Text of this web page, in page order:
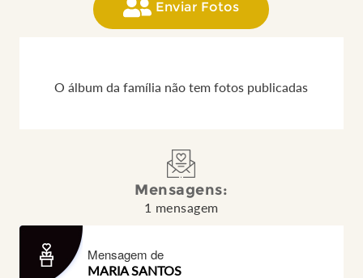
Enviar Fotos
O álbum da família não tem fotos publicadas
Mensagens:
1 mensagem
Mensagem de
MARIA SANTOS